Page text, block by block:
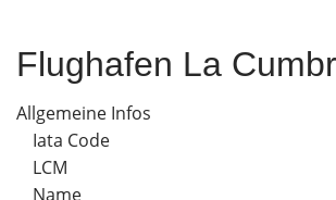
Flughafen La
Allgemeine Infos
Iata Code
LCM
Name